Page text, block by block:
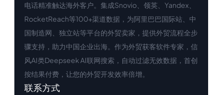
电话精准触达海外客户。集成Snovio、领英、Yandex、
RocketReach等100+渠道数据，为阿里巴巴国际站、中
国制造网、独立站等平台的外贸卖家，提供外贸流程全步
骤支持，助力中国企业出海。作为外贸获客软件专家，信
风AI类Deepseek AI联网搜索，自动过滤无效数据，首创
按结果付费，让您的外贸开发效率倍增。
联系方式